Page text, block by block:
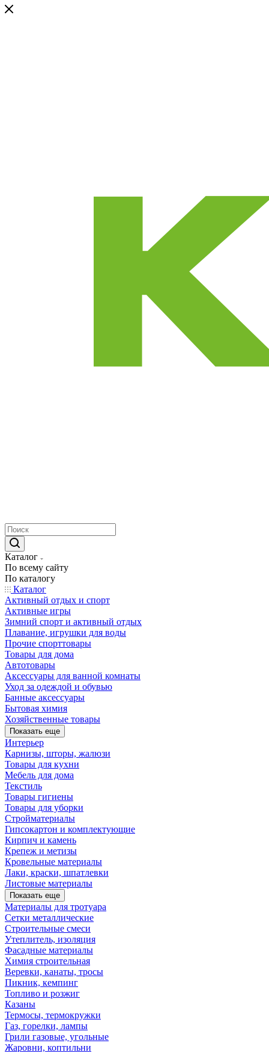
Каталог
По всему сайту
По каталогу
Каталог
Активный отдых и спорт
Активные игры
Зимний спорт и активный отдых
Плавание, игрушки для воды
Прочие спорттовары
Товары для дома
Автотовары
Аксессуары для ванной комнаты
Уход за одеждой и обувью
Банные аксессуары
Бытовая химия
Хозяйственные товары
Показать еще
Интерьер
Карнизы, шторы, жалюзи
Товары для кухни
Мебель для дома
Текстиль
Товары гигиены
Товары для уборки
Стройматериалы
Гипсокартон и комплектующие
Кирпич и камень
Крепеж и метизы
Кровельные материалы
Лаки, краски, шпатлевки
Листовые материалы
Показать еще
Материалы для тротуара
Сетки металлические
Строительные смеси
Утеплитель, изоляция
Фасадные материалы
Химия строительная
Веревки, канаты, тросы
Пикник, кемпинг
Топливо и розжиг
Казаны
Термосы, термокружки
Газ, горелки, лампы
Грили газовые, угольные
Жаровни, коптильни